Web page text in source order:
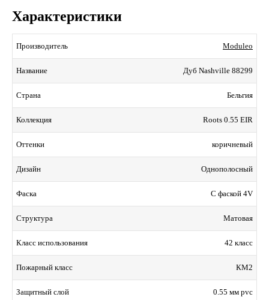
Характеристики
Производитель Moduleo
Название Дуб Nashville 88299
Страна Бельгия
Коллекция Roots 0.55 EIR
Оттенки коричневый
Дизайн Однополосный
Фаска С фаской 4V
Структура Матовая
Класс использования 42 класс
Пожарный класс КМ2
Защитный слой 0.55 мм pvc